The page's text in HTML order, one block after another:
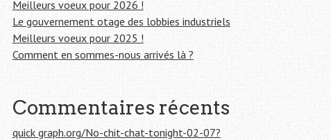
r
:
Meilleurs voeux pour 2026 !
Le gouvernement otage des lobbies industriels
Meilleurs voeux pour 2025 !
Comment en sommes-nous arrivés là ?
Commentaires récents
quick graph.org/No-chit-chat-tonight-02-07?